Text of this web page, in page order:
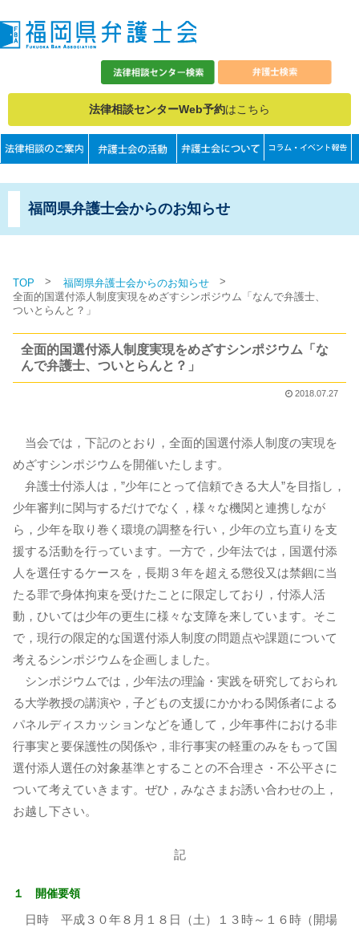
法律相談センターWeb予約はこちら
福岡県弁護士会からのお知らせ
TOP > 福岡県弁護士会からのお知らせ >
全面的国選付添人制度実現をめざすシンポジウム「なんで弁護士、
ついとらんと？」
全面的国選付添人制度実現をめざすシンポジウム「な
んで弁護士、ついとらんと？」
2018.07.27
当会では，下記のとおり，全面的国選付添人制度の実現を
めざすシンポジウムを開催いたします。
弁護士付添人は，”少年にとって信頼できる大人”を目指し，
少年審判に関与するだけでなく，様々な機関と連携しなが
ら，少年を取り巻く環境の調整を行い，少年の立ち直りを支
援する活動を行っています。一方で，少年法では，国選付添
人を選任するケースを，長期３年を超える懲役又は禁錮に当
たる罪で身体拘束を受けたことに限定しており，付添人活
動，ひいては少年の更生に様々な支障を来しています。そこ
で，現行の限定的な国選付添人制度の問題点や課題について
考えるシンポジウムを企画しました。
シンポジウムでは，少年法の理論・実践を研究しておられ
る大学教授の講演や，子どもの支援にかかわる関係者による
パネルディスカッションなどを通して，少年事件における非
行事実と要保護性の関係や，非行事実の軽重のみをもって国
選付添人選任の対象基準とすることの不合理さ・不公平さに
ついて考えていきます。ぜひ，みなさまお誘い合わせの上，
お越し下さい。
記
１ 開催要領
日時 平成３０年８月１８日（土）１３時～１６時（開場